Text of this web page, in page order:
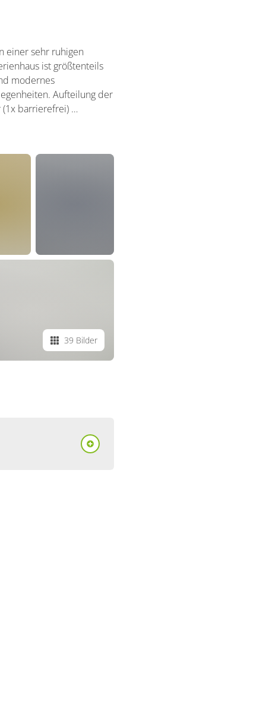
einer sehr ruhigen
ist größtenteils
modernes
Aufteilung der
(1x barrierefrei) …
39 Bilder